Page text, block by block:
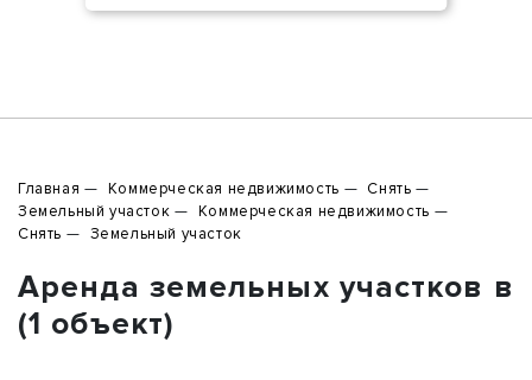
Главная Коммерческая недвижимость
Снять
Земельный участок
Коммерческая недвижимость
Снять
Земельный участок
Аренда земельных участков в
(1 объект)